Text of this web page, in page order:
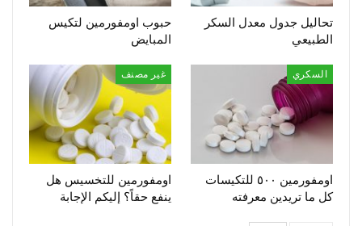
تحاليل جدول معدل السكر
الطبيعي
حبوب اومفورمين لتكيس
المبايض
السكري
اومفورمين ٥٠٠ للتكيسات
كل ما تريدين معرفته
غير مصنف
اومفورمين للتخسيس هل
ينفع حقاً؟ إليكم الإجابة